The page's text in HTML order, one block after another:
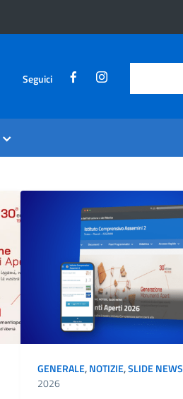
Seguici
GENERALE,NOTIZIE,SLIDE NEWS
2026